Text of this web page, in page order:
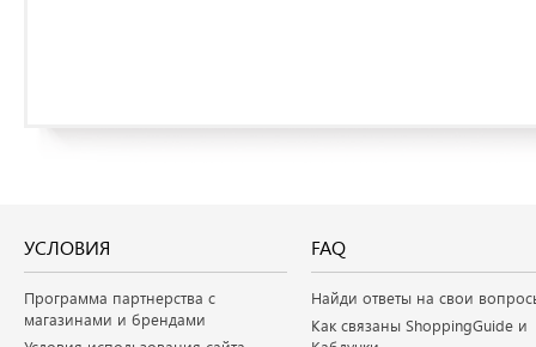
УСЛОВИЯ
Программа партнерства с
магазинами и брендами
FAQ
Найди ответы на свои
Как связаны ShoppingGuide и